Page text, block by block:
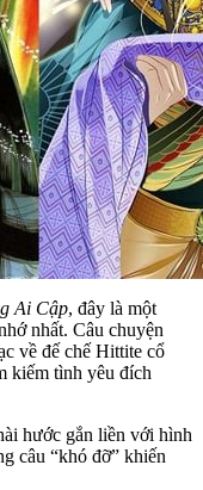
Ai Cập, đây là một
nhất. Câu chuyện
về đế chế Hittite cổ
kiếm tình yêu đích
hước gắn liền với hình
câu “khó đỡ” khiến